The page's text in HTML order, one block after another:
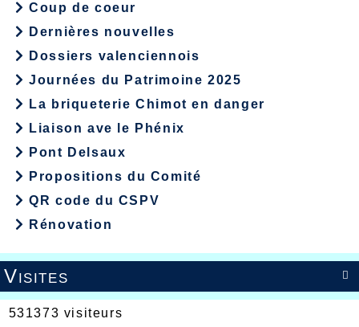
Coup de coeur
Dernières nouvelles
Dossiers valenciennois
Journées du Patrimoine 2025
La briqueterie Chimot en danger
Liaison ave le Phénix
Pont Delsaux
Propositions du Comité
QR code du CSPV
Rénovation

Visites
531373 visiteurs